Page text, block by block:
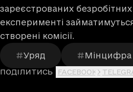
зареєстрованих безробітних
експерименті
створені комісії.
Уряд Мінцифра
ПОДІЛИТИСЬ FACEBOOK X